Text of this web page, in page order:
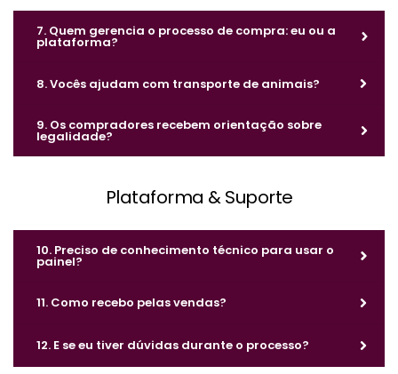
7. Quem gerencia o processo de compra: eu ou a
plataforma?
8. Vocês ajudam com transporte de animais?
9. Os compradores recebem orientação sobre
legalidade?
Plataforma & Suporte
10. Preciso de conhecimento técnico para usar o
painel?
11. Como recebo pelas vendas?
12. E se eu tiver dúvidas durante o processo?